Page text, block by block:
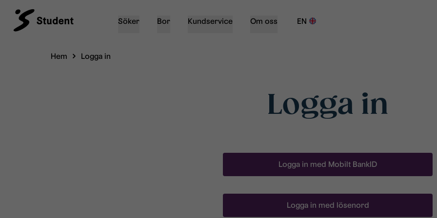
Söker Bor Kundservice Om oss EN
Hem Logga in
Logga in
Logga in med Mobilt BankID
Logga in med lösenord